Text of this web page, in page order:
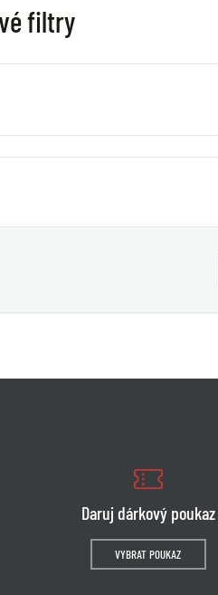
filtry
Daruj dárkový poukaz
VYBRAT POUKAZ